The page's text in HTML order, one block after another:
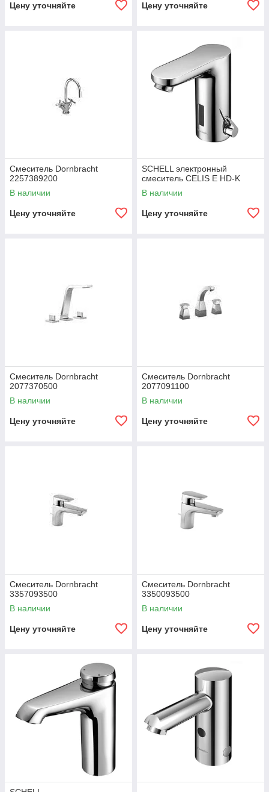
Цену уточняйте Цену уточняйте
Смеситель Dornbracht
2257389200
В наличии
Цену уточняйте
SCHELL электронный
смеситель CELIS E HD-K
В наличии
Цену уточняйте
Смеситель Dornbracht
2077370500
В наличии
Цену уточняйте
Смеситель Dornbracht
2077091100
В наличии
Цену уточняйте
Смеситель Dornbracht
3357093500
В наличии
Цену уточняйте
Смеситель Dornbracht
3350093500
В наличии
Цену уточняйте